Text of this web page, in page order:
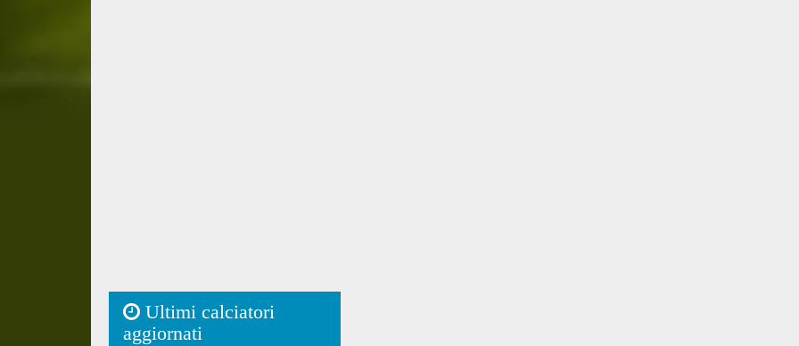
Ultimi calciatori
aggiornati